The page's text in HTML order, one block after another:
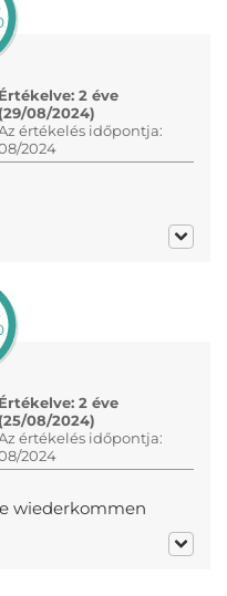
Értékelve: 2 éve
(29/08/2024)
értékelés időpontja:
2024
Értékelve: 2 éve
(25/08/2024)
értékelés időpontja:
2024
wiederkommen